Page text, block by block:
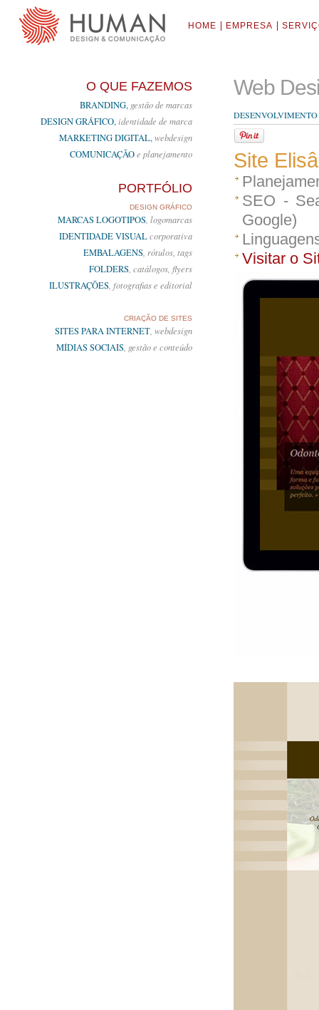
HOME EMPRESA
Web
Site
SEO -
Google)
Visitar o
O QUE FAZEMOS
BRANDING, gestão de marcas
DESIGN GRÁFICO,identidade de marca
MARKETING DIGITAL,webdesign
COMUNICAÇÃOe planejamento
PORTFÓLIO
DESIGN GRÁFICO
MARCAS LOGOTIPOS , logomarcas
IDENTIDADE VISUALcorporativa
EMBALAGENS , rótulos, tags
FOLDERS , catálogos, flyers
ILUSTRAÇÕES , fotografias e editorial
CRIAÇÃO DE SITES
SITES PARA INTERNET , webdesign
MÍDIAS SOCIAIS , gestão e conteúdo